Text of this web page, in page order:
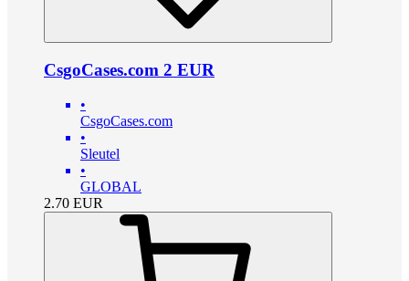
CsgoCases.com 2 EUR
•
CsgoCases.com
•
Sleutel
•
GLOBAL
2.70 EUR